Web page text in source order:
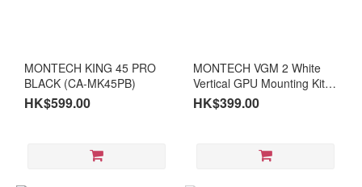
MONTECH KING 45 PRO
BLACK (CA-MK45PB)
HK$599.00
MONTECH VGM 2 White
Vertical GPU Mounting Kit
(CI-MVGM2W)
HK$399.00